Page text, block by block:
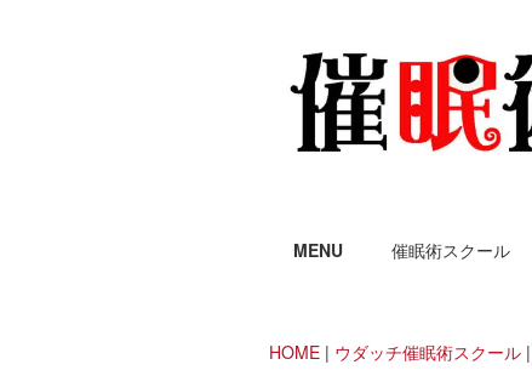
MENU 催眠術スクール
HOME | ウダッチ催眠術スクール |